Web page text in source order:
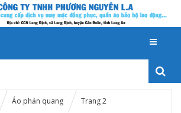
Áo phản quang Trang 2